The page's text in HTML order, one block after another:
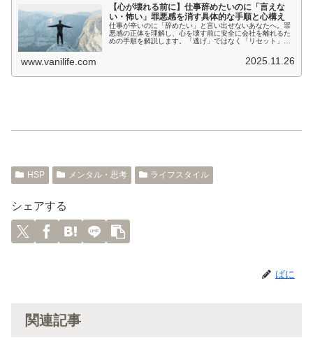
【心が壊れる前に】仕事辞めたいのに「言えな
い・怖い」罪悪感を消す具体的な手順と心構え
仕事が辛いのに「辞めたい」と言い出せないあなたへ。罪
悪感の正体を理解し、心を壊す前に安全に会社を離れるた
めの手順を解説します。「逃げ」ではなく「リセット」で
www.vanilife.com 2025.11.26
HSP メンタル・思考 ライフスタイル
シェアする
ばに
関連記事